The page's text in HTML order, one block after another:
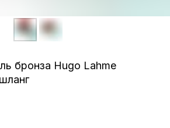
бронза Hugo Lahme